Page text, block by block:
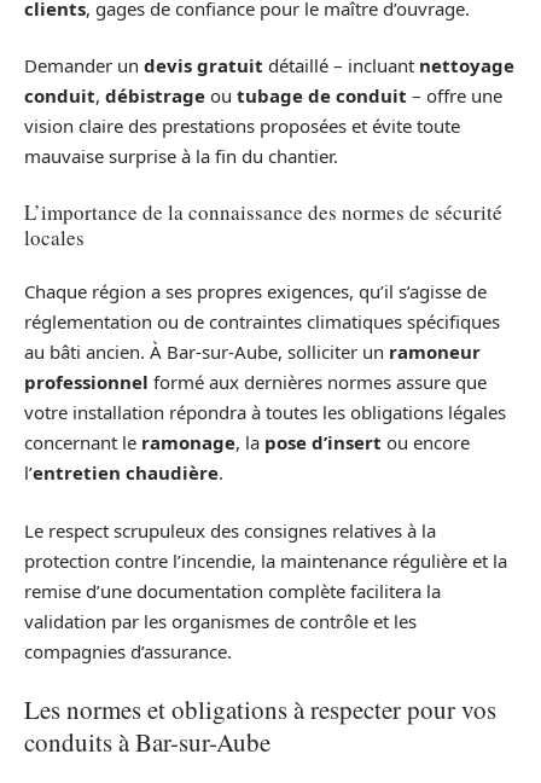
clients, gages de confiance pour le maître d’ouvrage.
Demander un devis gratuit détaillé – incluant nettoyage
conduit, débistrage ou tubage de conduit – offre une
vision claire des prestations proposées et évite toute
mauvaise surprise à la fin du chantier.
L’importance de la connaissance des normes de sécurité
locales
Chaque région a ses propres exigences, qu’il s’agisse de
réglementation ou de contraintes climatiques spécifiques
au bâti ancien. À Bar-sur-Aube, solliciter un ramoneur
professionnel formé aux dernières normes assure que
votre installation répondra à toutes les obligations légales
concernant le ramonage, la pose d’insert ou encore
l’entretien chaudière.
Le respect scrupuleux des consignes relatives à la
protection contre l’incendie, la maintenance régulière et la
remise d’une documentation complète facilitera la
validation par les organismes de contrôle et les
compagnies d’assurance.
Les normes et obligations à respecter pour vos
conduits à Bar-sur-Aube